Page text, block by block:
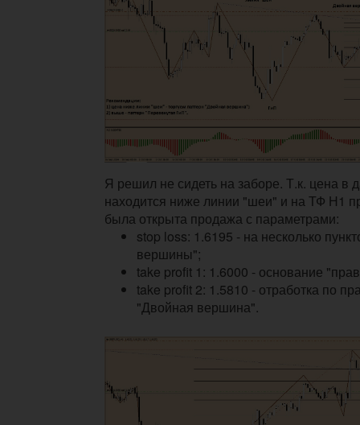
Я решил не сидеть на заборе. Т.к. цена в
находится ниже линии "шеи" и на ТФ Н1
была открыта продажа с параметрами:
stop loss: 1.6195 - на несколько
вершины";
take profit 1: 1.6000 - основание
take profit 2: 1.5810 - отработка по
"Двойная вершина".